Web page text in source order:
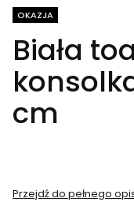
Tagi produktu
OKAZJA
Biała
cm
Przejdź do pełnego